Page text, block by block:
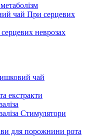
чай При серцевих
неврозах
чай
екстракти
Стимулятори
для порожнини рота